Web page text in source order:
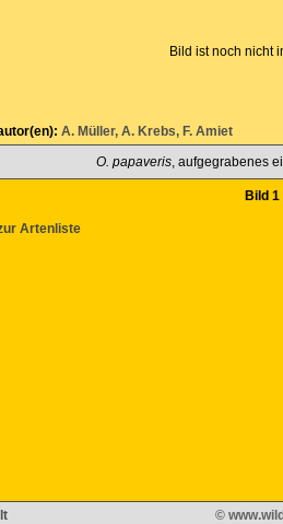
Bild ist noch nicht
A. Müller, A. Krebs, F. Amiet
O. papaveris, aufgegrabenes
Bild 1
Artenliste
©